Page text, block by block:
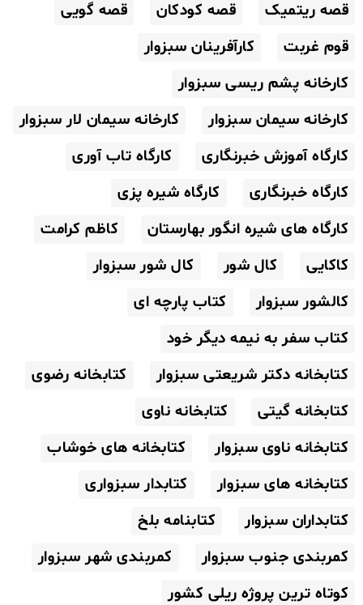
قصه ریتمیک
قصه کودکان
قصه گویی
قوم غربت
کارآفرینان سبزوار
کارخانه پشم ریسی سبزوار
کارخانه سیمان سبزوار
کارخانه سیمان لار سبزوار
کارگاه آموزش خبرنگاری
کارگاه تاب آوری
کارگاه خبرنگاری
کارگاه شیره پزی
کارگاه های شیره انگور بهارستان
کاظم کرامت
کاکایی
کال شور
کال شور سبزوار
کالشور سبزوار
کتاب پارچه ای
کتاب سفر به نیمه دیگر خود
کتابخانه دکتر شریعتی سبزوار
کتابخانه رضوی
کتابخانه گیتی
کتابخانه ناوی
کتابخانه ناوی سبزوار
کتابخانه های خوشاب
کتابخانه های سبزوار
کتابدار سبزواری
کتابداران سبزوار
کتابنامه بلخ
کمربندی جنوب سبزوار
کمربندی شهر سبزوار
کوتاه ترین پروژه ریلی کشور